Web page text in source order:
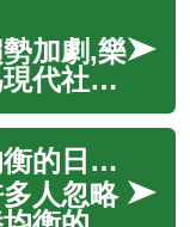
加劇,樂
代社會
居住環
品質,更
獨立自
如何為
健康飲食指南：營養均衡的日常餐點選擇
人忽略